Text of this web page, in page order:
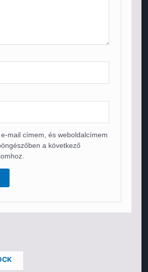
mail címem, és weboldalcímem
a következő